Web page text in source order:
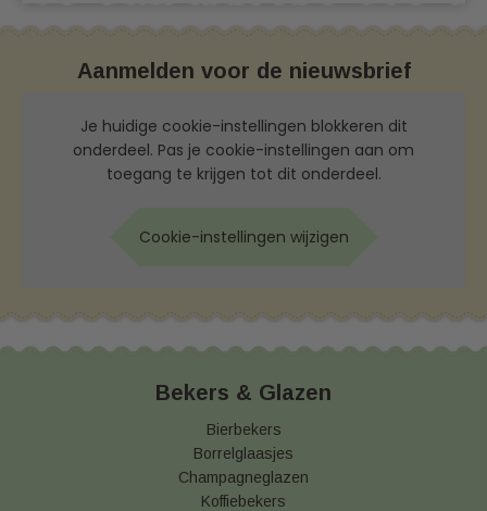
Aanmelden voor de nieuwsbrief
Je huidige cookie-instellingen blokkeren dit
onderdeel. Pas je cookie-instellingen aan om
toegang te krijgen tot dit onderdeel.
Cookie-instellingen wijzigen
Bekers & Glazen
Bierbekers
Borrelglaasjes
Champagneglazen
Koffiebekers